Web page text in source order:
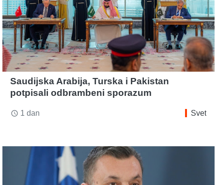
Saudijska Arabija, Turska i Pakistan
potpisali odbrambeni sporazum
access_time 1 dan Svet